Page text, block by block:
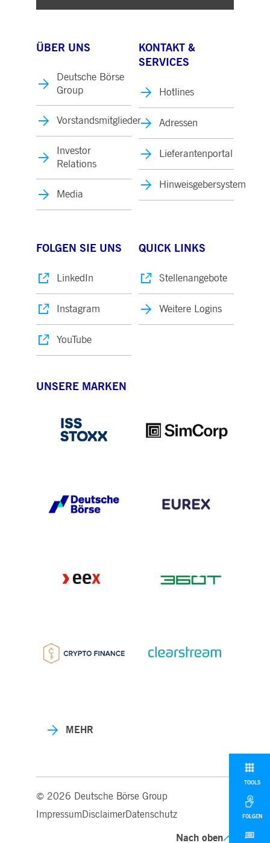
TOOLS
FOLGEN
ÜBER UNS
Deutsche Börse
Group
Vorstandsmitglieder
Investor
Relations
Media
KONTAKT &
SERVICES
Hotlines
Adressen
Lieferantenportal
Hinweisgebersystem
FOLGEN SIE UNS
LinkedIn
Instagram
YouTube
QUICK LINKS
Stellenangebote
Weitere Logins
UNSERE MARKEN
MEHR
© 2026 Deutsche Börse Group
ImpressumDisclaimerDatenschutz
Nach oben